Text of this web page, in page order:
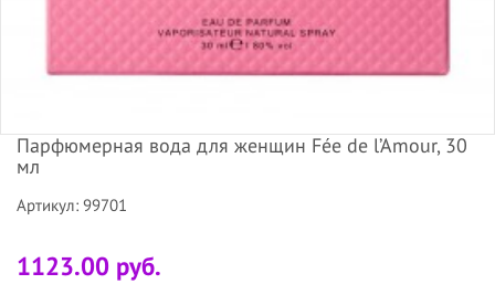
Парфюмерная вода для женщин Fée de l’Amour, 30
мл
Артикул: 99701
1123.00 руб.